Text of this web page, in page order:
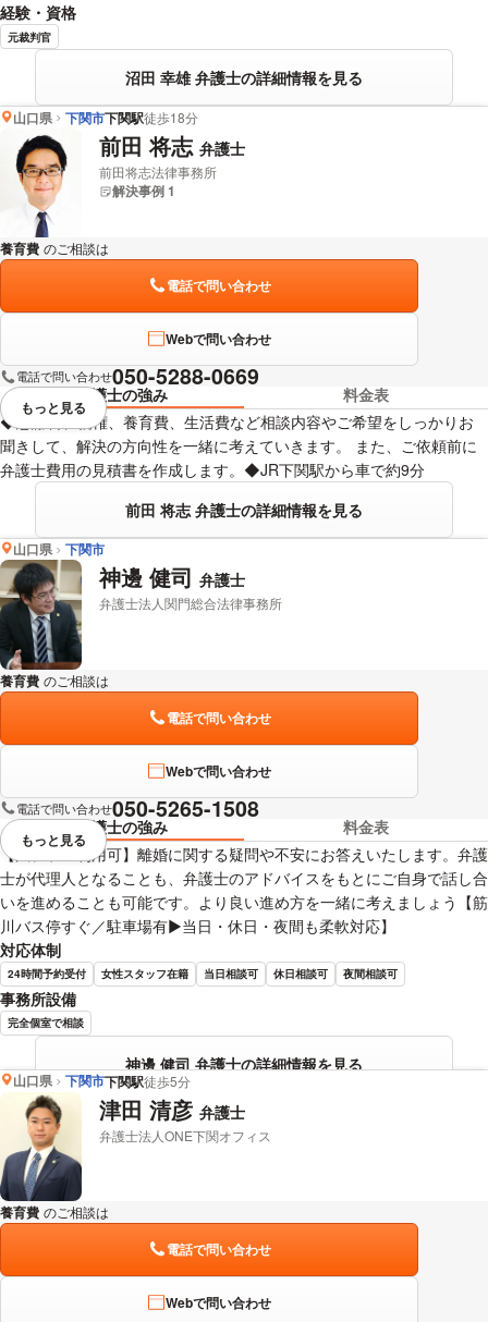
経験・資格
元裁判官
沼田 幸雄 弁護士の詳細情報を見る
山口県 下関市下関駅徒歩18分
前田 将志 弁護士
前田将志法律事務所
解決事例 1
養育費 のご相談は
電話で問い合わせ
Webで問い合わせ
電話で問い合わせ050-5288-0669
弁護士の強み
料金表
◆慰謝料、親権、養育費、生活費など相談内容やご希望をしっかりお
聞きして、解決の方向性を一緒に考えていきます。 また、ご依頼前に
弁護士費用の見積書を作成します。◆JR下関駅から車で約9分
前田 将志 弁護士の詳細情報を見る
視覚的に省略されている要素を
もっと見る
山口県 下関市
神邊 健司 弁護士
弁護士法人関門総合法律事務所
養育費 のご相談は
電話で問い合わせ
Webで問い合わせ
電話で問い合わせ050-5265-1508
弁護士の強み
料金表
【法テラス利用可】離婚に関する疑問や不安にお答えいたします。弁護
士が代理人となることも、弁護士のアドバイスをもとにご自身で話し合
いを進めることも可能です。より良い進め方を一緒に考えましょう【筋
川バス停すぐ／駐車場有▶︎当日・休日・夜間も柔軟対応】
対応体制
24時間予約受付 女性スタッフ在籍 当日相談可 休日相談可 夜間相談可
事務所設備
完全個室で相談
神邊 健司 弁護士の詳細情報を見る
視覚的に省略されている要素を
もっと見る
山口県 下関市下関駅徒歩5分
津田 清彦 弁護士
弁護士法人ONE下関オフィス
養育費 のご相談は
電話で問い合わせ
Webで問い合わせ